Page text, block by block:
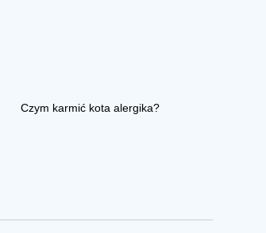
Czym karmić kota alergika?